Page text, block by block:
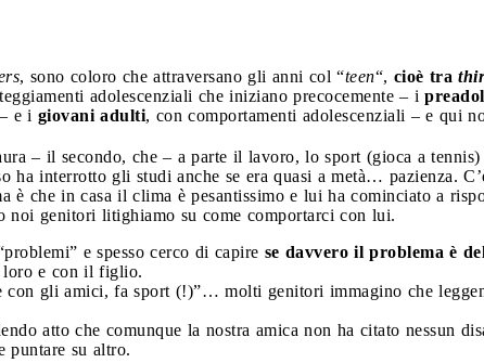
, sono coloro che attraversano gli anni col “teen“, cioè tra
adolescenziali che iniziano precocemente – i
e i giovani adulti, con comportamenti adolescenziali – e qui
– il secondo, che – a parte il lavoro, lo sport (gioca a
ha interrotto gli studi anche se era quasi a metà… pazienza.
è che in casa il clima è pesantissimo e lui ha cominciato a
noi genitori litighiamo su come comportarci con lui.
e spesso cerco di capire se davvero il problema è
loro e con il figlio.
gli amici, fa sport (!)”… molti genitori immagino che
atto che comunque la nostra amica non ha citato nessun
puntare su altro.